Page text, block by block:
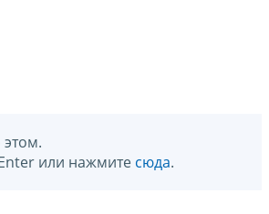
или нажмите сюда.